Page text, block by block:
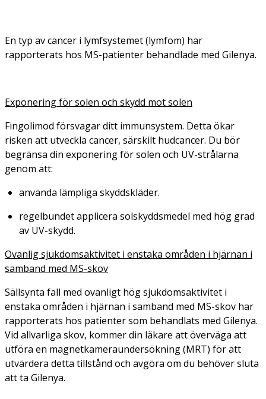
En typ av cancer i lymfsystemet (lymfom) har
rapporterats hos MS-patienter behandlade med Gilenya.
Exponering för solen och skydd mot solen
Fingolimod försvagar ditt immunsystem. Detta ökar
risken att utveckla cancer, särskilt hudcancer. Du bör
begränsa din exponering för solen och UV-strålarna
genom att:
använda lämpliga skyddskläder.
regelbundet applicera solskyddsmedel med hög grad
av UV-skydd.
Ovanlig sjukdomsaktivitet i enstaka områden i hjärnan i
samband med MS-skov
Sällsynta fall med ovanligt hög sjukdomsaktivitet i
enstaka områden i hjärnan i samband med MS-skov har
rapporterats hos patienter som behandlats med Gilenya.
Vid allvarliga skov, kommer din läkare att överväga att
utföra en magnetkameraundersökning (MRT) för att
utvärdera detta tillstånd och avgöra om du behöver sluta
att ta Gilenya.